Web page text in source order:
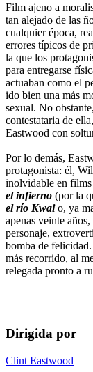
Film ajeno a
tan alejado de las
cualquier época,
errores típicos de
la que los
para entregarse
actuaban como el
ido bien una más
sexual. No
contestataria de
Eastwood con
Por lo demás,
protagonista: él,
inolvidable en
el infierno (por la
el río Kwaio, ya
apenas veinte
personaje,
bomba de
más recorrido, al
relegada pronto a
Dirigida por
Clint Eastwood